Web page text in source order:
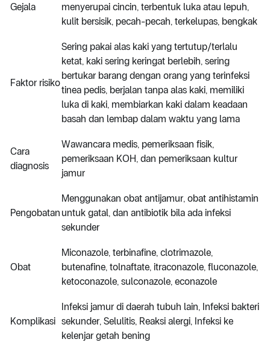
Gejala
menyerupai cincin, terbentuk luka atau lepuh,
kulit bersisik, pecah-pecah, terkelupas, bengkak
Faktor risiko
Sering pakai alas kaki yang tertutup/terlalu
ketat, kaki sering keringat berlebih, sering
bertukar barang dengan orang yang terinfeksi
tinea pedis, berjalan tanpa alas kaki, memiliki
luka di kaki, membiarkan kaki dalam keadaan
basah dan lembap dalam waktu yang lama
Cara
diagnosis
Wawancara medis, pemeriksaan fisik,
pemeriksaan KOH, dan pemeriksaan kultur
jamur
Pengobatan
Menggunakan obat antijamur, obat antihistamin
untuk gatal, dan antibiotik bila ada infeksi
sekunder
Obat
Miconazole, terbinafine, clotrimazole,
butenafine, tolnaftate, itraconazole, fluconazole,
ketoconazole, sulconazole, econazole
Komplikasi
Infeksi jamur di daerah tubuh lain, Infeksi bakteri
sekunder, Selulitis, Reaksi alergi, Infeksi ke
kelenjar getah bening